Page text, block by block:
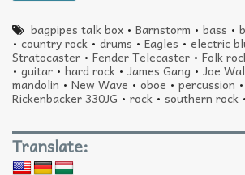
bagpipes talk box •Barnstorm •bass •
• country rock • drums • Eagles • electric
Stratocaster • Fender Telecaster • Folk
• guitar • hard rock • James Gang • Joe
mandolin • New Wave • oboe • percussion •
Rickenbacker 330JG • rock • southern rock •
Translate: